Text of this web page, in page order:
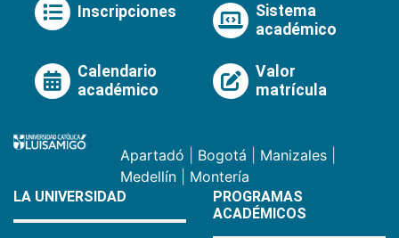
Inscripciones
Sistema
académico
Calendario
académico
Valor
matrícula
Apartadó Bogotá Manizales
Medellín
Montería
LA UNIVERSIDAD
PROGRAMAS
ACADÉMICOS